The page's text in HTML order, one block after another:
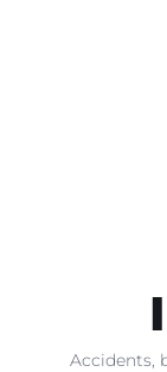
Accidents,